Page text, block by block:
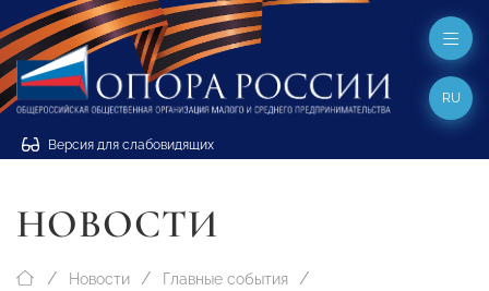
Версия для слабовидящих
RU
НОВОСТИ
Новости Главные события